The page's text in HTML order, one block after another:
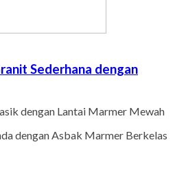
Sederhana dengan
dengan Lantai Marmer Mewah
dengan Asbak Marmer Berkelas